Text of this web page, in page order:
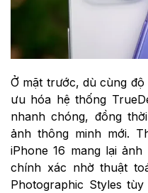
Ở mặt trước, dù cùng độ
ưu hóa hệ thống
nhanh chóng, đồng
ảnh thông minh mới.
iPhone 16 mang lại
chính xác nhờ thuật
Photographic Styles